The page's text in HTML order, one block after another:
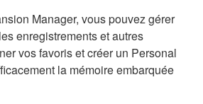
Manager, vous pouvez gérer
enregistrements et autres
vos favoris et créer un Personal
la mémoire embarquée